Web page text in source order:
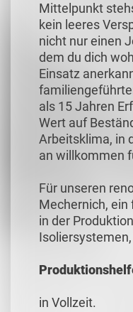
Mittelpunkt
kein leeres
nicht nur einen
dem du dich
Einsatz
als 15 Jahren
Wert auf
Arbeitsklima, in
an willkommen
Für unseren
Mechernich,
in der
in Vollzeit.